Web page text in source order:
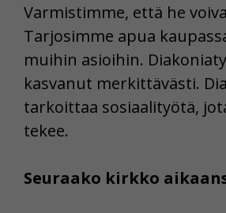
Varmistimme, että he
Tarjosimme apua
muihin asioihin.
kasvanut merkittävästi.
tarkoittaa sosiaalityötä,
tekee.
Seuraako kirkko